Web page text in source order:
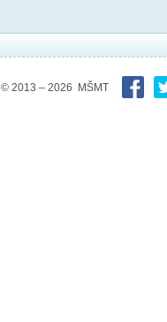
© 2013 – 2026 MŠMT